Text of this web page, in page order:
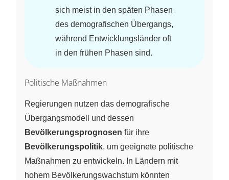
sich meist in den späten Phasen
des demografischen Übergangs,
während Entwicklungsländer oft
in den frühen Phasen sind.
Politische Maßnahmen
Regierungen nutzen das demografische
Übergangsmodell und dessen
Bevölkerungsprognosen für ihre
Bevölkerungspolitik, um geeignete politische
Maßnahmen zu entwickeln. In Ländern mit
hohem Bevölkerungswachstum könnten